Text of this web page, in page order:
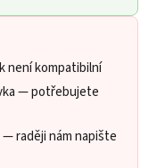
kompatibilní
— potřebujete
raději nám napište